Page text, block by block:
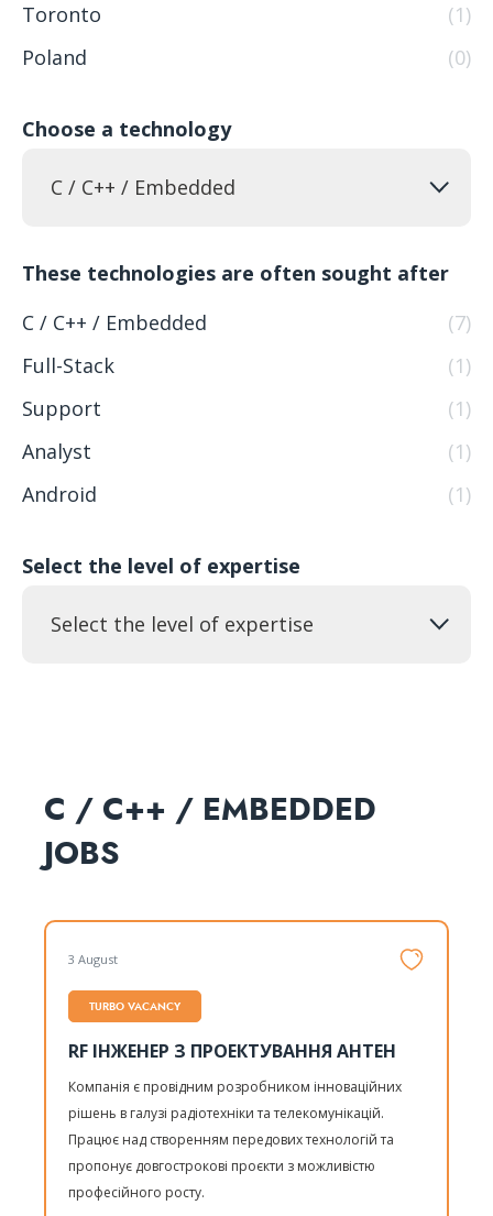
Toronto
(1)
Poland
(0)
Choose a technology
C / C++ / Embedded
These technologies are often sought after
C / C++ / Embedded
(7)
Full-Stack
(1)
Support
(1)
Analyst
(1)
Android
(1)
Select the level of expertise
Select the level of expertise
C / C++ / EMBEDDED
JOBS
3 August
TURBO VACANCY
RF ІНЖЕНЕР З ПРОЕКТУВАННЯ АНТЕН
Компанія є провідним розробником інноваційних
рішень в галузі радіотехніки та телекомунікацій.
Працює над створенням передових технологій та
пропонує довгострокові проєкти з можливістю
професійного росту.